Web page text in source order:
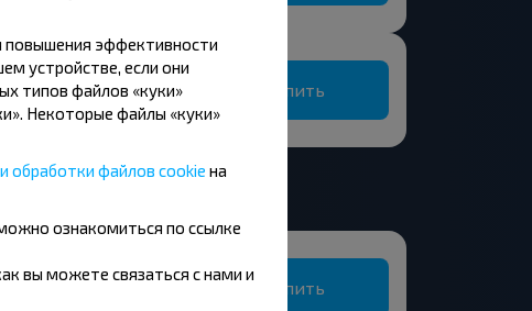
Купить
Купить
повышения эффективности
устройстве, если они
типов файлов «куки»
Некоторые файлы «куки»
обработки файлов cookie на
ознакомиться по ссылке
вы можете связаться с нами и